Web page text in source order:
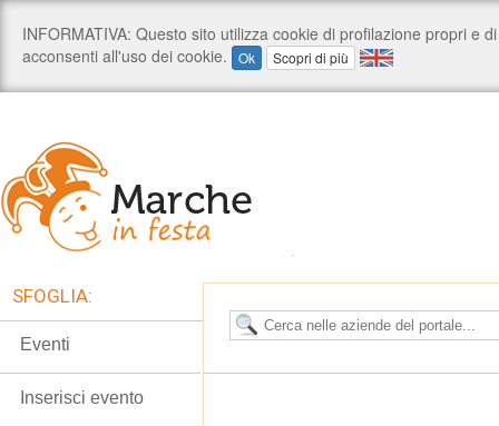
SFOGLIA:
Eventi
Inserisci evento